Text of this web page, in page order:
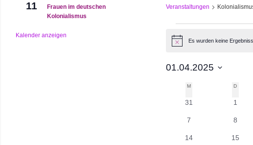
Veranstaltungen
HinweisEs wurden keine
01.04.2025
Kalender
M D
0
31
01
0
7
0
8
014
015
11
Frauen im deutschen
Kolonialismus
Kalender anzeigen